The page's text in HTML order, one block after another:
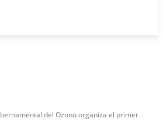
del Ozono organiza el primer